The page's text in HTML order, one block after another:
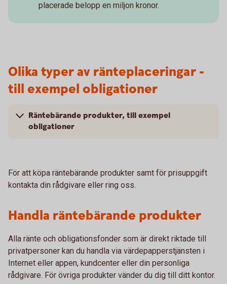
placerade belopp en miljon kronor.
Olika typer av ränteplaceringar -
till exempel obligationer
Räntebärande produkter, till exempel
obligationer
För att köpa räntebärande produkter samt för prisuppgift
kontakta din rådgivare eller ring oss.
Handla räntebärande produkter
Alla ränte och obligationsfonder som är direkt riktade till
privatpersoner kan du handla via värdepapperstjänsten i
Internet eller appen, kundcenter eller din personliga
rådgivare. För övriga produkter vänder du dig till ditt kontor.